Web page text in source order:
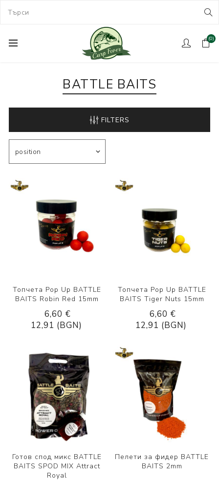
(0)
BATTLE BAITS
FILTERS
Топчета Pop Up BATTLE
BAITS Robin Red 15mm
6,60 €
12,91 (BGN)
Топчета Pop Up BATTLE
BAITS Tiger Nuts 15mm
6,60 €
12,91 (BGN)
Готов спод микс BATTLE
BAITS SPOD MIX Attract
Royal
Пелети за фидер BATTLE
BAITS 2mm